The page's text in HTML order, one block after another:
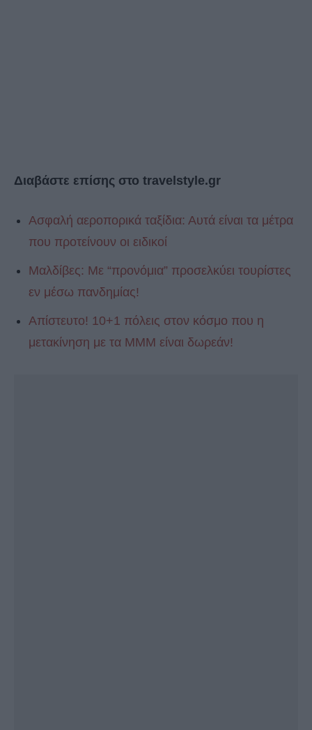
Διαβάστε επίσης στο travelstyle.gr
Ασφαλή αεροπορικά ταξίδια: Αυτά είναι τα μέτρα
που προτείνουν οι ειδικοί
Μαλδίβες: Με “προνόμια” προσελκύει τουρίστες
εν μέσω πανδημίας!
Απίστευτο! 10+1 πόλεις στον κόσμο που η
μετακίνηση με τα ΜΜΜ είναι δωρεάν!